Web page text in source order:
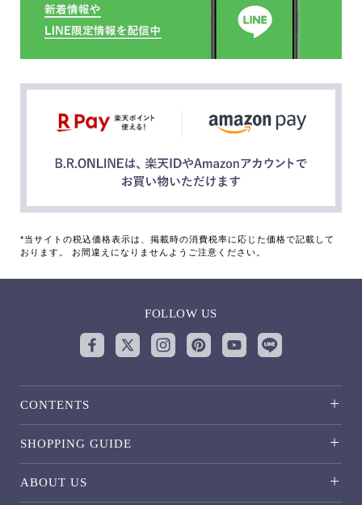
*当サイトの税込価格表示は、掲載時の消費税率に応じた価格で記載して
おります。 お間違えになりませんようご注意ください。
FOLLOW US
CONTENTS
SHOPPING GUIDE
ABOUT US